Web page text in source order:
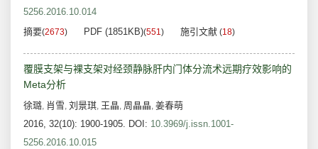
5256.2016.10.014
摘要(2673) PDF (1851KB)(551) 施引文献 (18)
覆膜支架与裸支架对经颈静脉肝内门体分流术远期疗效影响的
Meta分析
徐璐, 肖雪, 刘景琪, 王晶, 周晶晶, 姜春萌
2016, 32(10): 1900-1905. DOI: 10.3969/j.issn.1001-
5256.2016.10.015